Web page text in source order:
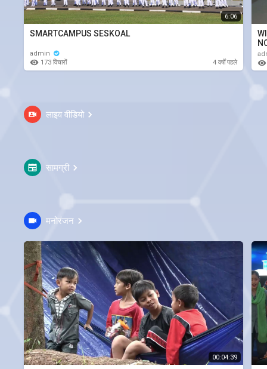
6:06
SMARTCAMPUS SESKOAL
admin
173 विचारों
4 वर्षों पहले
लाइव वीडियो
सामग्री
मनोरंजन
00:04:39